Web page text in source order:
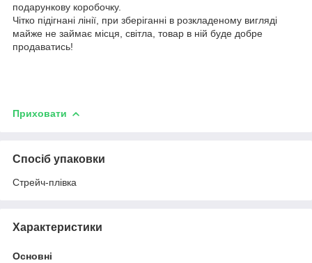
подарункову коробочку.
Чітко підігнані лінії, при зберіганні в розкладеному вигляді
майже не займає місця, світла, товар в ній буде добре
продаватись!
Приховати
Спосіб упаковки
Стрейч-плівка
Характеристики
Основні